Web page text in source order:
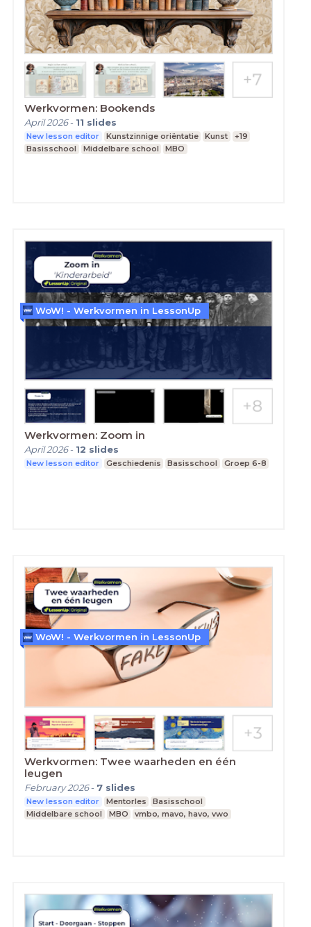
Werkvormen: Bookends
April 2026- 11 slides
New lesson editor Kunstzinnige oriëntatie Kunst
+19
Basisschool
Middelbare school MBO
Werkvormen: Zoom in
April 2026- 12 slides
New lesson editor Geschiedenis Basisschool Groep 6-8
WoW! - Werkvormen in LessonUp
Werkvormen: Twee waarheden en één
leugen
February 2026- 7 slides
New lesson editor Mentorles
Basisschool
Middelbare school
MBO vmbo, mavo, havo, vwo
WoW! - Werkvormen in LessonUp